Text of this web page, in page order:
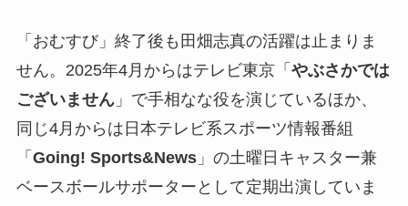
「おむすび」終了後も田畑志真の活躍は止まりま
せん。2025年4月からはテレビ東京「 やぶさかでは
ございません」で手相なな役を演じているほか、
同じ4月からは日本テレビ系スポーツ情報番組
「 Going! Sports&News」の土曜日キャスター兼
ベースボールサポーターとして定期出演していま